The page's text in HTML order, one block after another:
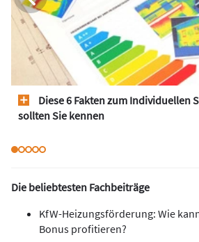
Diese 6 Fakten zum Individuellen
sollten Sie kennen
Die beliebtesten Fachbeiträge
KfW-Heizungsförderung: Wie
Bonus profitieren?